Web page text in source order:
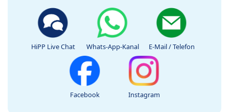
HiPP Live Chat Whats-App-Kanal E-Mail / Telefon
Facebook Instagram